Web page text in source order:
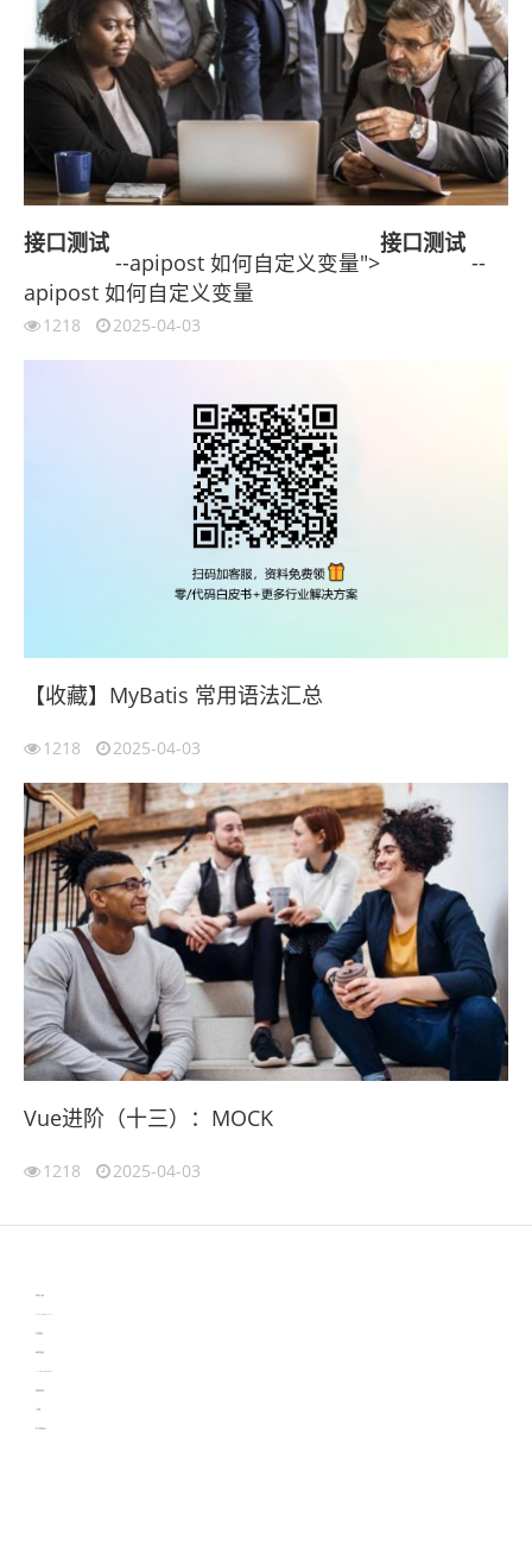
接口测试
--apipost 如何自定义变量">
接口测试
--
apipost 如何自定义变量
1218 2025-04-03
【收藏】MyBatis 常用语法汇总
1218 2025-04-03
Vue进阶（十三）：MOCK
1218 2025-04-03